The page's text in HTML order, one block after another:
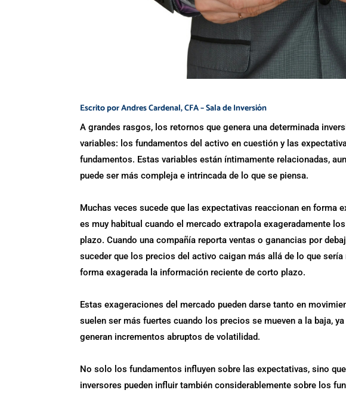
Escrito por Andres Cardenal, CFA – Sala de Inversión
A grandes rasgos, los retornos que genera una determinada
variables: los fundamentos del activo en cuestión y las
fundamentos. Estas variables están íntimamente relacionadas,
puede ser más compleja e intrincada de lo que se piensa.
Muchas veces sucede que las expectativas reaccionan en forma
es muy habitual cuando el mercado extrapola exageradamente
plazo. Cuando una compañía reporta ventas o ganancias por
suceder que los precios del activo caigan más allá de lo que
forma exagerada la información reciente de corto plazo.
Estas exageraciones del mercado pueden darse tanto en
suelen ser más fuertes cuando los precios se mueven a la baja,
generan incrementos abruptos de volatilidad.
No solo los fundamentos influyen sobre las expectativas, sino
inversores pueden influir también considerablemente sobre los